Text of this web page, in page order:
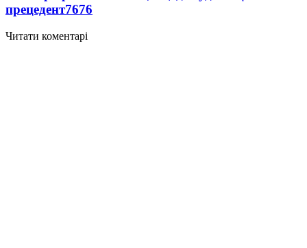
прецедент7676
Читати коментарі